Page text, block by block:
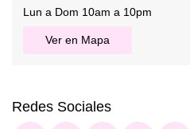
Lun a Dom 10am a 10pm
Ver en Mapa
Redes Sociales